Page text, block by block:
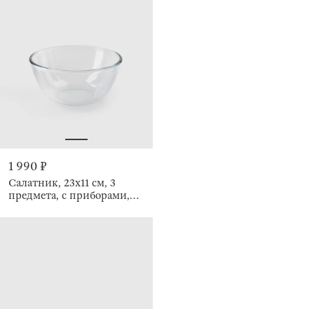
1 990 ₽
Салатник, 23x11 см, 3
предмета, с приборами,